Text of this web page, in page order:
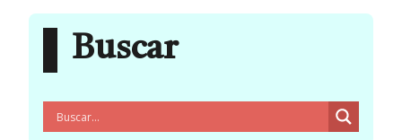
Buscar